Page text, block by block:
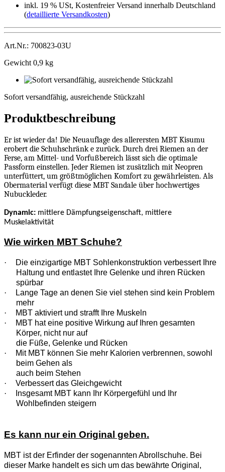
inkl. 19 % USt, Kostenfreier Versand innerhalb Deutschland
(detaillierte Versandkosten)
Art.Nr.: 700823-03U
Gewicht 0,9 kg
Sofort versandfähig, ausreichende Stückzahl
Produktbeschreibung
Er ist wieder da! Die Neuauflage des allerersten MBT Kisumu
erobert die Schuhschränk e zurück. Durch drei Riemen an der
Ferse, am Mittel- und Vorfußbereich lässt sich die optimale
Passform einstellen. Jeder Riemen ist zusätzlich mit Neopren
unterfüttert, um größtmöglichen Komfort zu gewährleisten. Als
Obermaterial verfügt diese MBT Sandale über hochwertiges
Nubuckleder.
Dynamic: mittlere Dämpfungseigenschaft, mittlere
Muskelaktivität
Wie wirken MBT Schuhe?
·
Die einzigartige MBT Sohlenkonstruktion verbessert Ihre
Haltung und entlastet Ihre Gelenke und ihren Rücken
spürbar
·
Lange Tage an denen Sie viel stehen sind kein Problem
mehr
·
MBT aktiviert und strafft Ihre Muskeln
·
MBT hat eine positive Wirkung auf Ihren gesamten
Körper, nicht nur auf
die Füße, Gelenke und Rücken
·
Mit MBT können Sie mehr Kalorien verbrennen, sowohl
beim Gehen als
auch beim Stehen
·
Verbessert das Gleichgewicht
·
Insgesamt MBT kann Ihr Körpergefühl und Ihr
Wohlbefinden steigern
Es kann nur ein Original geben.
MBT ist der Erfinder der sogenannten Abrollschuhe. Bei
dieser Marke handelt es sich um das bewährte Original,